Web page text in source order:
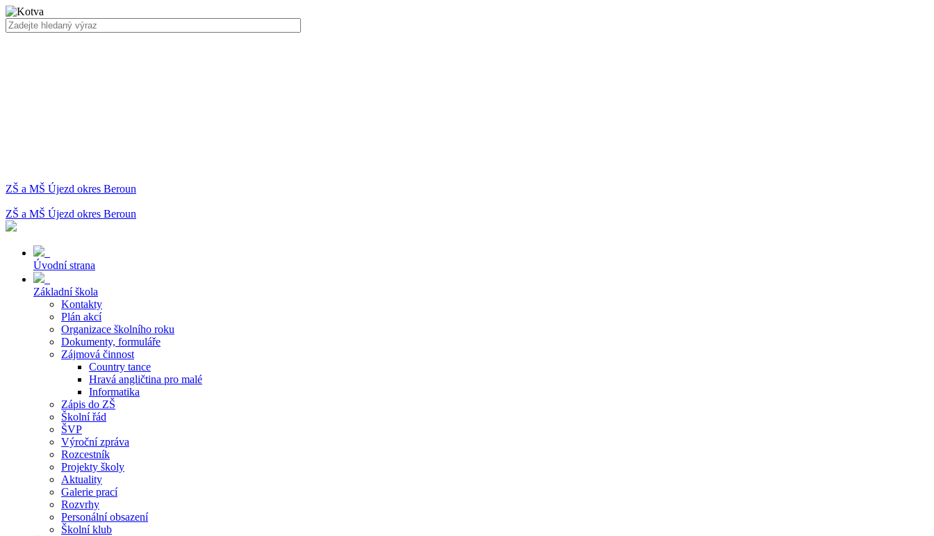
ZŠ a MŠ Újezd okres Beroun
ZŠ a MŠ Újezd okres Beroun
Úvodní strana
Základní škola
Kontakty
Plán akcí
Organizace školního roku
Dokumenty, formuláře
Zájmová činnost
Country tance
Hravá angličtina pro malé
Informatika
Zápis do ZŠ
Školní řád
ŠVP
Výroční zpráva
Rozcestník
Projekty školy
Aktuality
Galerie prací
Rozvrhy
Personální obsazení
Školní klub